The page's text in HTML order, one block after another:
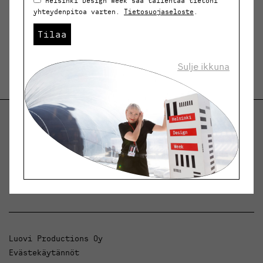
Helsinki Design Weekly.
Keskustelua, uutisia ja ilmiöitä muotoilusta ja
arkkitehtuurista.
Luovi Productions Oy
Evästekäytännöt
yhteydenpitoa varten. Tietosuojaseloste
Tilaa
Sulje ikkuna